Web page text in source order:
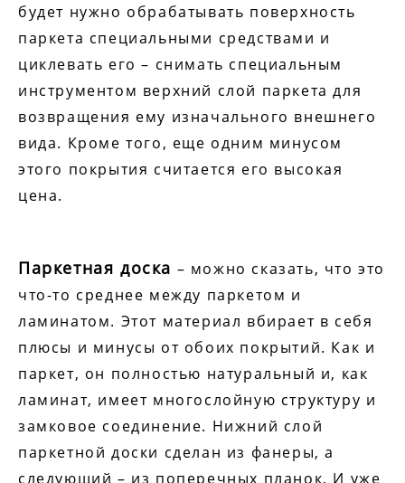
будет нужно обрабатывать поверхность
паркета специальными средствами и
циклевать его – снимать специальным
инструментом верхний слой паркета для
возвращения ему изначального внешнего
вида. Кроме того, еще одним минусом
этого покрытия считается его высокая
цена.
Паркетная доска – можно сказать, что это
что-то среднее между паркетом и
ламинатом. Этот материал вбирает в себя
плюсы и минусы от обоих покрытий. Как и
паркет, он полностью натуральный и, как
ламинат, имеет многослойную структуру и
замковое соединение. Нижний слой
паркетной доски сделан из фанеры, а
следующий – из поперечных планок. И уже